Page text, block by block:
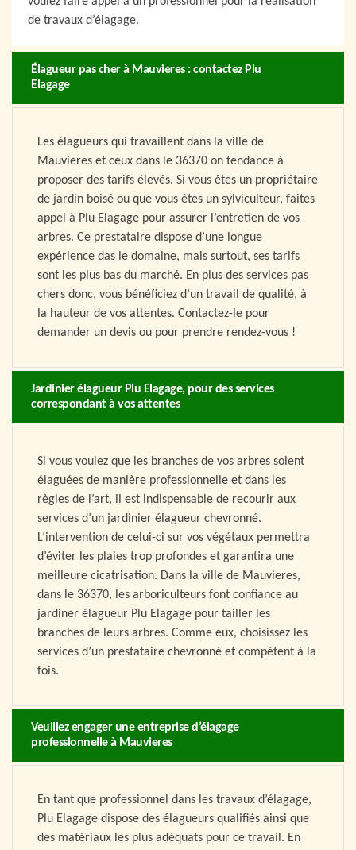
de travaux d’élagage.
Élagueur pas cher à Mauvieres : contactez Plu
Elagage
Les élagueurs qui travaillent dans la ville de
Mauvieres et ceux dans le 36370 on tendance à
proposer des tarifs élevés. Si vous êtes un propriétaire
de jardin boisé ou que vous êtes un sylviculteur, faites
appel à Plu Elagage pour assurer l’entretien de vos
arbres. Ce prestataire dispose d’une longue
expérience das le domaine, mais surtout, ses tarifs
sont les plus bas du marché. En plus des services pas
chers donc, vous bénéficiez d’un travail de qualité, à
la hauteur de vos attentes. Contactez-le pour
demander un devis ou pour prendre rendez-vous !
Jardinier élagueur Plu Elagage, pour des services
correspondant à vos attentes
Si vous voulez que les branches de vos arbres soient
élaguées de manière professionnelle et dans les
règles de l’art, il est indispensable de recourir aux
services d’un jardinier élagueur chevronné.
L’intervention de celui-ci sur vos végétaux permettra
d’éviter les plaies trop profondes et garantira une
meilleure cicatrisation. Dans la ville de Mauvieres,
dans le 36370, les arboriculteurs font confiance au
jardiner élagueur Plu Elagage pour tailler les
branches de leurs arbres. Comme eux, choisissez les
services d’un prestataire chevronné et compétent à la
fois.
Veuillez engager une entreprise d’élagage
professionnelle à Mauvieres
En tant que professionnel dans les travaux d’élagage,
Plu Elagage dispose des élagueurs qualifiés ainsi que
des matériaux les plus adéquats pour ce travail. En